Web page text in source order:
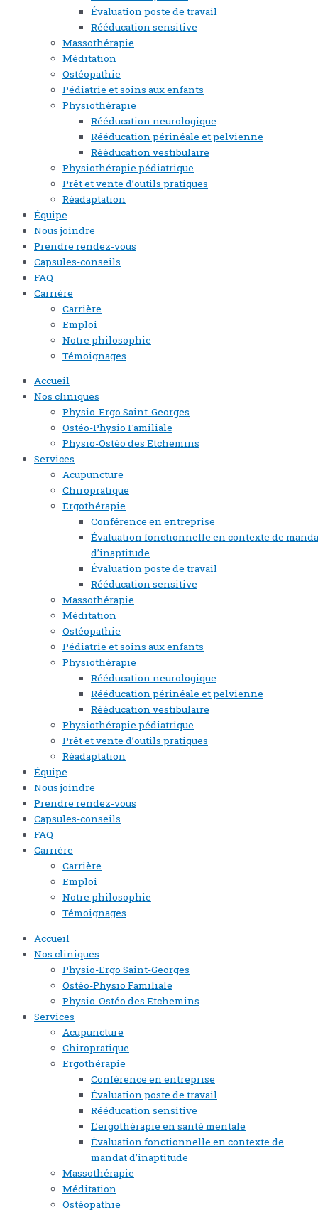
Évaluation poste de travail
Rééducation sensitive
Massothérapie
Méditation
Ostéopathie
Pédiatrie et soins aux enfants
Physiothérapie
Rééducation neurologique
Rééducation périnéale et pelvienne
Rééducation vestibulaire
Physiothérapie pédiatrique
Prêt et vente d’outils pratiques
Réadaptation
Équipe
Nous joindre
Prendre rendez-vous
Capsules-conseils
FAQ
Carrière
Carrière
Emploi
Notre philosophie
Témoignages
Accueil
Nos cliniques
Physio-Ergo Saint-Georges
Ostéo-Physio Familiale
Physio-Ostéo des Etchemins
Services
Acupuncture
Chiropratique
Ergothérapie
Conférence en entreprise
Évaluation fonctionnelle en contexte de
d’inaptitude
Évaluation poste de travail
Rééducation sensitive
Massothérapie
Méditation
Ostéopathie
Pédiatrie et soins aux enfants
Physiothérapie
Rééducation neurologique
Rééducation périnéale et pelvienne
Rééducation vestibulaire
Physiothérapie pédiatrique
Prêt et vente d’outils pratiques
Réadaptation
Équipe
Nous joindre
Prendre rendez-vous
Capsules-conseils
FAQ
Carrière
Carrière
Emploi
Notre philosophie
Témoignages
Accueil
Nos cliniques
Physio-Ergo Saint-Georges
Ostéo-Physio Familiale
Physio-Ostéo des Etchemins
Services
Acupuncture
Chiropratique
Ergothérapie
Conférence en entreprise
Évaluation poste de travail
Rééducation sensitive
L’ergothérapie en santé mentale
Évaluation fonctionnelle en contexte de
mandat d’inaptitude
Massothérapie
Méditation
Ostéopathie